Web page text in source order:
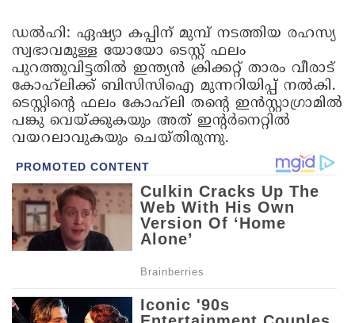
ഡൽഹി: ഏഷ്യാ കപ്പിന് മുമ്പ് നടത്തിയ രഹസ്യ
സ്വഭാവമുള്ള യോയോ ടെസ്റ്റ് ഫലം
പുറത്തുവിട്ടതിൽ ഇന്ത്യൻ ക്രിക്കറ്റ് താരം വീരാട്
കോഹ്‌ലിക്ക് ബിസിസിഐ മുന്നറിയിപ്പ് നൽകി.
ടെസ്റ്റിന്റെ ഫലം കോഹ്‌ലി തന്റെ ഇൻസ്റ്റാഗ്രാമിൽ
പങ്കു വെയ്ക്കുകയും അത് ഇന്റർനെറ്റിൽ
വയറലാവുകയും ചെയ്തിരുന്നു.